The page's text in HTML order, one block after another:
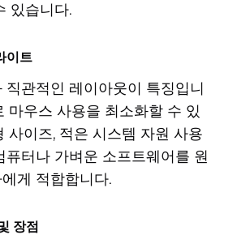
있습니다.
이트
직관적인 레이아웃이 특징입니
마우스 사용을 최소화할 수 있
사이즈, 적은 시스템 자원 사용
퓨터나 가벼운 소프트웨어를 원
게 적합합니다.
장점